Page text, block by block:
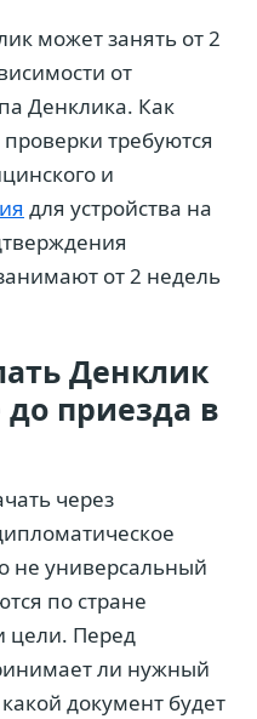
может занять от 2
от
Денклика. Как
требуются
и
для устройства на
от 2 недель
Денклик
до приезда в
через
не универсальный
по стране
цели. Перед
ли нужный
документ будет